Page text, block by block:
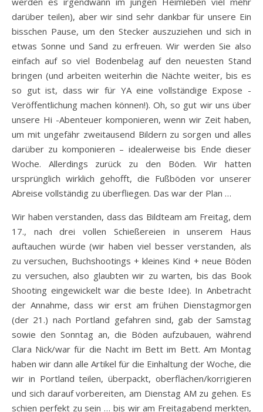
darüber teilen), aber wir sind sehr dankbar für unsere Ein
bisschen Pause, um den Stecker auszuziehen und sich in
etwas Sonne und Sand zu erfreuen. Wir werden Sie also
einfach auf so viel Bodenbelag auf den neuesten Stand
bringen (und arbeiten weiterhin die Nächte weiter, bis es
so gut ist, dass wir für YA eine vollständige Expose -
Veröffentlichung machen können!). Oh, so gut wir uns über
unsere Hi -Abenteuer komponieren, wenn wir Zeit haben,
um mit ungefähr zweitausend Bildern zu sorgen und alles
darüber zu komponieren – idealerweise bis Ende dieser
Woche. Allerdings zurück zu den Böden. Wir hatten
ursprünglich wirklich gehofft, die Fußböden vor unserer
Abreise vollständig zu überfliegen. Das war der Plan …
Wir haben verstanden, dass das Bildteam am Freitag, dem
17., nach drei vollen Schießereien in unserem Haus
auftauchen würde (wir haben viel besser verstanden, als
zu versuchen, Buchshootings + kleines Kind + neue Böden
zu versuchen, also glaubten wir zu warten, bis das Book
Shooting eingewickelt war die beste Idee). In Anbetracht
der Annahme, dass wir erst am frühen Dienstagmorgen
(der 21.) nach Portland gefahren sind, gab der Samstag
sowie den Sonntag an, die Böden aufzubauen, während
Clara Nick/war für die Nacht im Bett im Bett. Am Montag
haben wir dann alle Artikel für die Einhaltung der Woche, die
wir in Portland teilen, überpackt, oberflächen/korrigieren
und sich darauf vorbereiten, am Dienstag AM zu gehen. Es
schien perfekt zu sein … bis wir am Freitagabend merkten,